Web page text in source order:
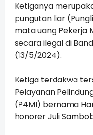
Ketiganya
pungutan liar
mata uang Pekerja
secara ilegal di
(13/5/2024).
Ketiga terdakwa
Pelayanan
(P4MI) bernama
honorer Juli